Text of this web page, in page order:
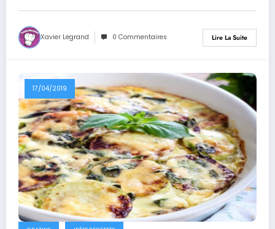
Xavier Legrand 0 Commentaires Lire La Suite
17/04/2019